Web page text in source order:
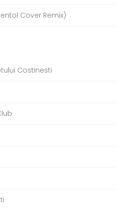
Cover Remix)
Costinesti